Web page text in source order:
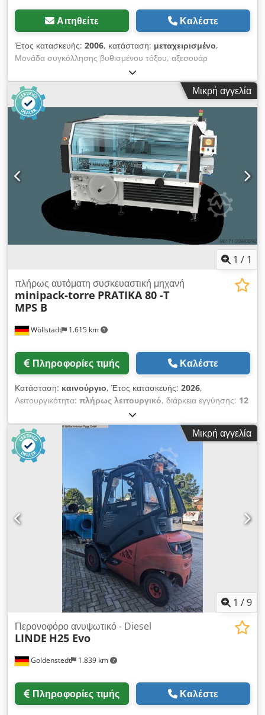
Αιτηθείτε Καλέστε
Έτος κατασκευής: 2006, κατάσταση: μεταχειρισμένο,
Μονάδα συγκόλλησης βυθισμένου τόξου, αξεσουάρ
συγκόλλησης, μονάδα συγκόλλησης αερίου διαμόρφωσης,
διαμήκης καρότσα, καρότσα, καρότσα συγκόλλησης, διαμήκης
καρότσα, αυτόματη μηχανή συγκόλλησης, καρότσα
συγκόλλησης, μονάδα συγκόλλησης προστατευμένου τόξου,
μονάδα συγκόλλησης διαμήκους ραφής, μηχανή συγκόλλησης
διαμήκους ραφής, μονάδα συγκόλλησης διαμήκους ραφής,
δρομέας σιδηροτροχιάς -Μηχανή συγκόλλησης βυθισμένου
τόξου: χωρίς πηγή ενέργειας -Μονάδα συγκόλλησης με
βυθισμένο τόξο τύπου: Minisaf 02 -Κιβώτιο ελέγχου SUBARC
3 -Πακέτο ενδιάμεσου σωλήνα Dsdjd Nlf Njpfx Ahpjwa
-Αξεσουάρ -Διαστάσεις: 1200/800/H500 mm -Βάρος: 215 kg
Μικρή αγγελία
1 / 1
Wöllstadt 1.615 km
πλήρως αυτόματη συσκευαστική μηχανή
minipack-torre PRATIKA 80 -T
MPS B
Πληροφορίες τιμής Καλέστε
Κατάσταση: καινούργιο, Έτος κατασκευής: 2026,
Λειτουργικότητα: πλήρως λειτουργικό, διάρκεια εγγύησης: 12
, είδος εισερχόμενου ρεύματος:
πλάτος προϊόντος:400 χιλ., τάση εισόδου:230 V, Minipack
Pratika 80 MPS Η Minipack Pratika 80 MPS είναι πλήρως
αυτόματη μηχανή συσκευασίας με πλευρική σφράγιση. Είναι
σχεδιασμένη για προϊόντα με μέγιστο ύψος 360 mm και
κατάλληλη και για πολύ μακριά προϊόντα. – Πλήρως αυτόματη
μηχανή συσκευασίας με πλευρική σφράγιση (συνεχής πλευρική
συγκόλληση) – Μέγιστο ύψος προϊόντος: 360 mm –
Δυνατότητα προϊόντων άνω των 2 m σε μήκος – Χρήσιμη
διάσταση ράβδου σφράγισης: 700 mm – Μέγιστες διαστάσεις
ρολού φιλμ: Ø 350 × 800 mm Dsdpfsyant Rex Ahpjwa –
Ύψος ταινίας εισόδου: 915 mm – Διαστάσεις μηχανής
(κλειστή): 2.785 × 940 × 1.770 mm – Διαστάσεις μηχανής
(ανοιχτή): 2.785 × 940 × 2.280 mm – Παραγωγικότητα: έως
3.000 συσκευασίες/ώρα (ανάλογα με το προϊόν/φιλμ)
Μικρή αγγελία
1 /9
Goldenstedt 1.839 km
Περονοφόρο ανυψωτικό - Diesel
LINDE H25 Evo
Πληροφορίες τιμής Καλέστε